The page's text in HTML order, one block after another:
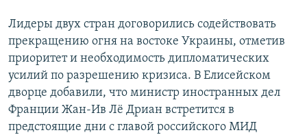
Лидеры двух стран договорились содействовать
прекращению огня на востоке Украины, отметив
приоритет и необходимость дипломатических
усилий по разрешению кризиса. В Елисейском
дворце добавили, что министр иностранных дел
Франции Жан-Ив Лё Дриан встретится в
предстоящие дни с главой российского МИД